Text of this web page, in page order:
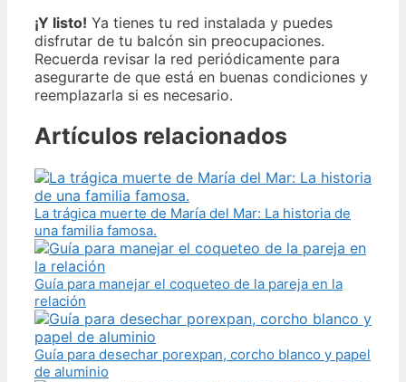
¡Y listo! Ya tienes tu red instalada y puedes
disfrutar de tu balcón sin preocupaciones.
Recuerda revisar la red periódicamente para
asegurarte de que está en buenas condiciones y
reemplazarla si es necesario.
Artículos relacionados
La trágica muerte de María del Mar: La historia de
una familia famosa.
Guía para manejar el coqueteo de la pareja en la
relación
Guía para desechar porexpan, corcho blanco y papel
de aluminio